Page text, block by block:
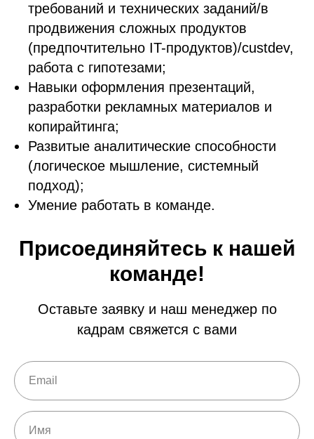
требований и технических заданий/в
продвижения сложных продуктов
(предпочтительно IT-продуктов)/custdev,
работа с гипотезами;
Навыки оформления презентаций,
разработки рекламных материалов и
копирайтинга;
Развитые аналитические способности
(логическое мышление, системный
подход);
Умение работать в команде.
Присоединяйтесь к нашей
команде!
Оставьте заявку и наш менеджер по
кадрам свяжется с вами